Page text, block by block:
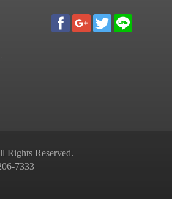
Reserved.
7333